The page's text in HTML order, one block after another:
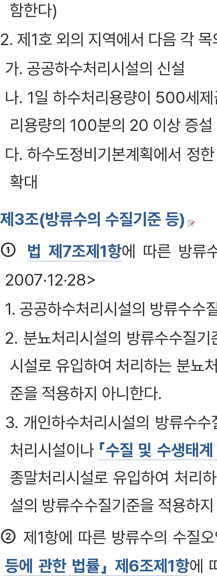
함한다)
2. 제1호 외의 지역에서 다음 각
가. 공공하수처리시설의 신설
나. 1일 하수처리용량이 500세
리용량의 100분의 20 이상 증설
다. 하수도정비기본계획에서 정
확대
제3조(방류수의 수질기준 등)
① 법 제7조제1항에 따른 방류
2007·12·28>
1. 공공하수처리시설의 방류수수
2. 분뇨처리시설의 방류수수질
시설로 유입하여 처리하는 분뇨
준을 적용하지 아니한다.
3. 개인하수처리시설의 방류수
처리시설이나 「수질 및 수생태
종말처리시설로 유입하여 처리
설의 방류수수질기준을 적용하
② 제1항에 따른 방류수의 수질
등에 관한 법률」 제6조제1항에